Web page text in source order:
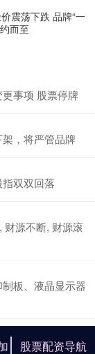
震荡下跌 品牌“一
而至
事项 股票停牌
，将严管品牌
双双回落
财源不断, 财源滚
板、液晶显示器
股票配资导航